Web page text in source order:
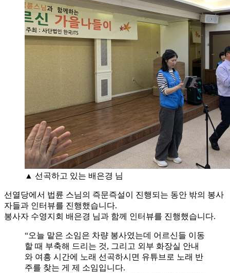
▲ 선곡하고 있는 배은경 님
선열당에서 법륜 스님의 즉문즉설이 진행되는 동안 밖의 봉사
자들과 인터뷰를 진행했습니다.
봉사자 수영지회 배은경 님과 함께 인터뷰를 진행했습니다.
“오늘 맡은 소임은 차량 봉사였는데 어르신들 이동
할 때 부축해 드리는 것, 그리고 외부 화장실 안내
와 여흥 시간에 노래 선곡하시면 유튜브로 노래 반
주를 찾는 게 제 소임입니다.